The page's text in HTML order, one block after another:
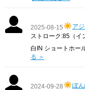
2025-08-15
ア
ストローク:85（イ
白IN ショートホー
る ＞
2024-09-28
ぽ